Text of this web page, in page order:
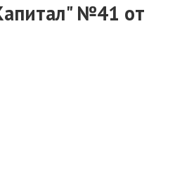
№41 от